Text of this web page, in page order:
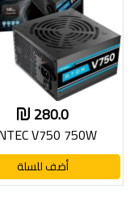
280.0
V750 750W
أضف للسلة